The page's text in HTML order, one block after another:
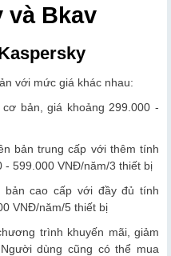
và Bkav
với mức giá khác nhau:
bản, giá khoảng 299.000 -
bản trung cấp với thêm tính
- 599.000 VNĐ/năm/3 thiết bị
bản cao cấp với đầy đủ tính
VNĐ/năm/5 thiết bị
trình khuyến mãi, giảm
dùng cũng có thể mua